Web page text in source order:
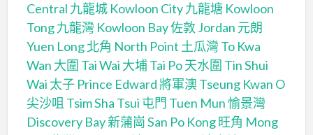
Central 九龍城 Kowloon City九龍塘 Kowloon
Tong九龍灣 Kowloon Bay佐敦 Jordan 元朗
Yuen Long北角 North Point 土瓜灣 To Kwa
Wan 大圍 Tai Wai 大埔 Tai Po天水圍 Tin Shui
Wai 太子 Prince Edward將軍澳 Tseung Kwan O
尖沙咀 Tsim Sha Tsui 屯門 Tuen Mun愉景灣
Discovery Bay新蒲崗 San Po Kong旺角 Mong